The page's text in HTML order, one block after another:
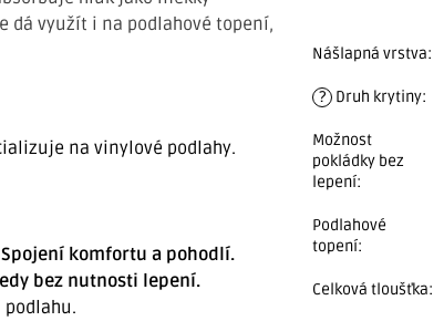
dá využít i na podlahové topení,
na vinylové podlahy.
komfortu a pohodlí.
bez nutnosti lepení.
podlahu.
Nášlapná vrstva:
? Druh krytiny:
Možnost
pokládky bez
lepení:
Podlahové
topení:
Celková tloušťka: